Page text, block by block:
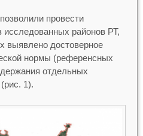
провести
исследованных районов РТ,
выявлено достоверное
нормы (референсных
отдельных
1).